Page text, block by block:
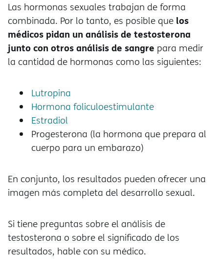
Las hormonas sexuales trabajan de forma
combinada. Por lo tanto, es posible que los
médicos pidan un análisis de testosterona
junto con otros análisis de sangre para medir
la cantidad de hormonas como las siguientes:
Lutropina
Hormona foliculoestimulante
Estradiol
Progesterona (la hormona que prepara al
cuerpo para un embarazo)
En conjunto, los resultados pueden ofrecer una
imagen más completa del desarrollo sexual.
Si tiene preguntas sobre el análisis de
testosterona o sobre el significado de los
resultados, hable con su médico.